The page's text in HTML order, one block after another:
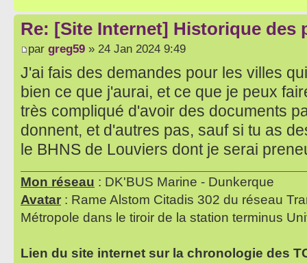
Re: [Site Internet] Historique des
par greg59 » 24 Jan 2024 9:49
J'ai fais des demandes pour les villes
bien ce que j'aurai, et ce que je peux
très compliqué d'avoir des documents
donnent, et d'autres pas, sauf si tu as
le BHNS de Louviers dont je serai
Mon réseau : DK'BUS Marine - Dunkerque
Avatar : Rame Alstom Citadis 302 du réseau
Métropole dans le tiroir de la station terminus
Lien du site internet sur la chronologie des